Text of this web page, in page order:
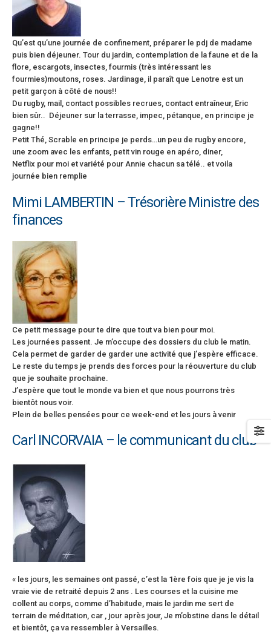
Qu’est qu’une journée de confinement, préparer le pdj de madame
puis bien déjeuner. Tour du jardin, contemplation de la faune et de la
flore, escargots, insectes, fourmis (très intéressant les
fourmies)moutons, roses. Jardinage, il paraît que Lenotre est un
petit garçon à côté de nous!!
Du rugby, mail, contact possibles recrues, contact entraîneur, Eric
bien sûr.. Déjeuner sur la terrasse, impec, pétanque, en principe je
gagne!!
Petit Thé, Scrable en principe je perds…un peu de rugby encore,
une zoom avec les enfants, petit vin rouge en apéro, diner,
Netflix pour moi et variété pour Annie chacun sa télé.. et voila
journée bien remplie
Mimi LAMBERTIN – Trésorière Ministre des
finances
Ce petit message pour te dire que tout va bien pour moi.
Les journées passent. Je m’occupe des dossiers du club le matin.
Cela permet de garder de garder une activité que j’espère efficace.
Le reste du temps je prends des forces pour la réouverture du club
que je souhaite prochaine.
J’espère que tout le monde va bien et que nous pourrons très
bientôt nous voir.
Plein de belles pensées pour ce week-end et les jours à venir
Carl INCORVAIA – le communicant du club
« les jours, les semaines ont passé, c’est la 1ère fois que je je vis la
vraie vie de retraité depuis 2 ans . Les courses et la cuisine me
collent au corps, comme d’habitude, mais le jardin me sert de
terrain de méditation, car , jour après jour, Je m’obstine dans le détail
et bientôt, ça va ressembler à Versailles.